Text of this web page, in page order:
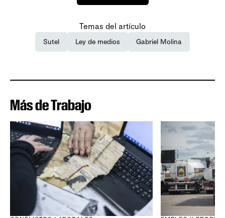
Temas del artículo
Sutel Ley de medios Gabriel Molina
Más de Trabajo